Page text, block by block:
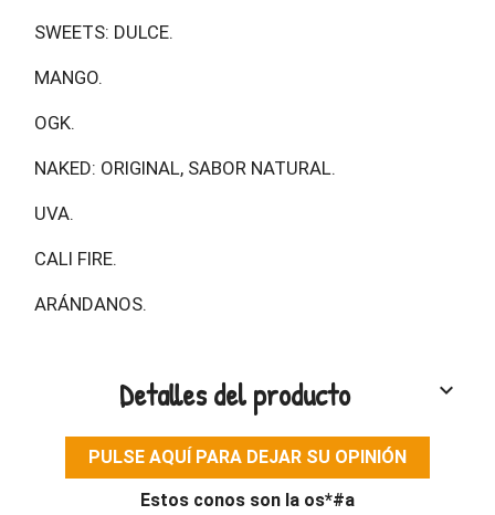
SWEETS: DULCE.
MANGO.
OGK.
NAKED: ORIGINAL, SABOR NATURAL.
UVA.
CALI FIRE.
ARÁNDANOS.
Detalles del producto keyboard_arrow_down
PULSE AQUÍ PARA DEJAR SU OPINIÓN
Estos conos son la os*#a